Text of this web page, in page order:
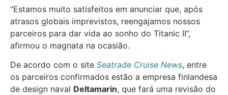
“Estamos muito satisfeitos em anunciar que, após
atrasos globais imprevistos, reengajamos nossos
parceiros para dar vida ao sonho do Titanic II”,
afirmou o magnata na ocasião.
De acordo com o site Seatrade Cruise News, entre
os parceiros confirmados estão a empresa finlandesa
de design naval Deltamarin, que fará uma revisão do